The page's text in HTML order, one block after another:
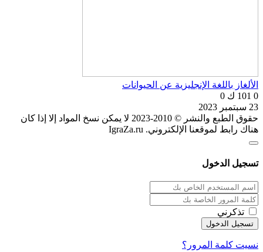
الألغاز باللغة الإنجليزية عن الحيوانات
0 101 ك
0
23 سبتمبر 2023
حقوق الطبع والنشر © 2010-2023 لا يمكن نسخ المواد إلا إذا كان
هناك رابط لموقعنا الإلكتروني. IgraZa.ru
تسجيل الدخول
تذكرني
نسيت كلمة المرور؟